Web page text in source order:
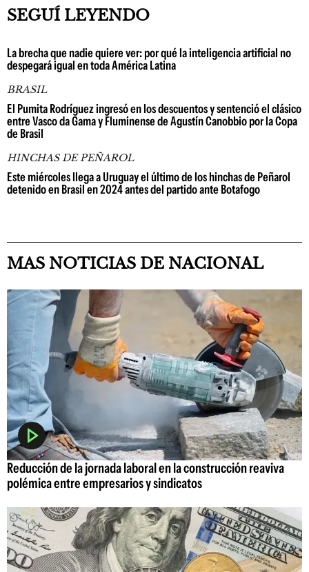
SEGUÍ LEYENDO
La brecha que nadie quiere ver: por qué la inteligencia artificial no
despegará igual en toda América Latina
BRASIL
El Pumita Rodríguez ingresó en los descuentos y sentenció el clásico
entre Vasco da Gama y Fluminense de Agustín Canobbio por la Copa
de Brasil
HINCHAS DE PEÑAROL
Este miércoles llega a Uruguay el último de los hinchas de Peñarol
detenido en Brasil en 2024 antes del partido ante Botafogo
MAS NOTICIAS DE NACIONAL
Reducción de la jornada laboral en la construcción reaviva
polémica entre empresarios y sindicatos